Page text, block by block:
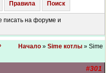
Правила Поиск
писать на форуме и
Начало » Sime котлы » Sime
#301